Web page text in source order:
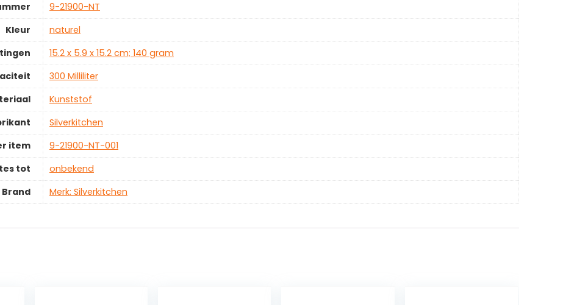
‎9-21900-NT
Kleur
‎naturel
‎15.2 x 5.9 x 15.2 cm; 140 gram
‎300 Milliliter
‎Kunststof
‎Silverkitchen
item
‎9-21900-NT-001
tot
‎onbekend
Brand
Merk: Silverkitchen